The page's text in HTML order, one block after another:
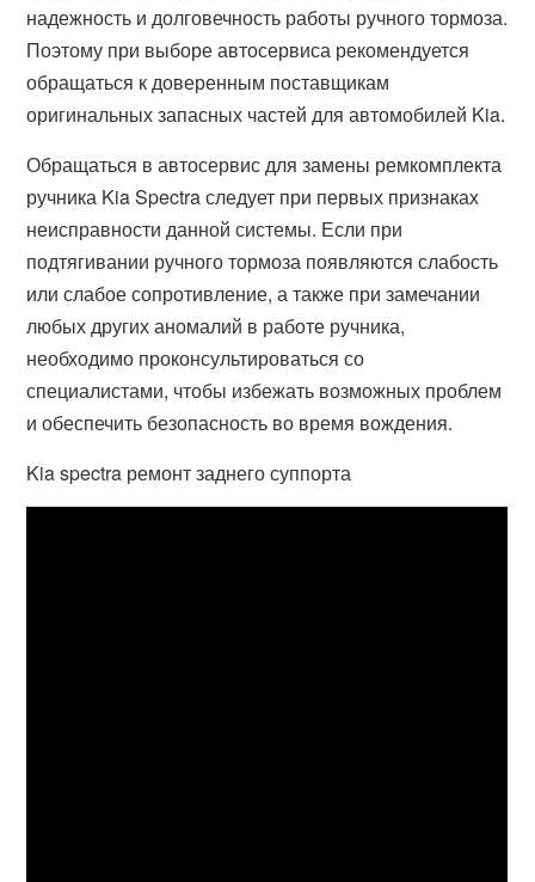
надежность и долговечность работы ручного тормоза.
Поэтому при выборе автосервиса рекомендуется
обращаться к доверенным поставщикам
оригинальных запасных частей для автомобилей Kia.
Обращаться в автосервис для замены ремкомплекта
ручника Kia Spectra следует при первых признаках
неисправности данной системы. Если при
подтягивании ручного тормоза появляются слабость
или слабое сопротивление, а также при замечании
любых других аномалий в работе ручника,
необходимо проконсультироваться со
специалистами, чтобы избежать возможных проблем
и обеспечить безопасность во время вождения.
Kia spectra ремонт заднего суппорта